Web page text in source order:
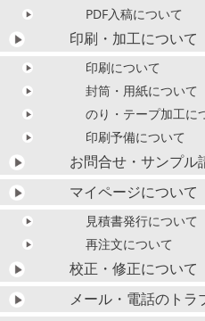
PDF入稿について
印刷・加工について
印刷について
封筒・用紙について
のり・テープ加工に
印刷予備について
お問合せ・サンプル
マイページについて
見積書発行について
再注文について
校正・修正について
メール・電話のトラ